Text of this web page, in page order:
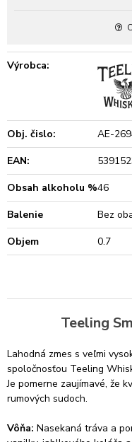
Výrobca:
Obj. čislo:
AE-
EAN:
Obsah alkoholu %46
Balenie
Bez
Objem
0.7
Teeling
Lahodná zmes s veľmi
spoločnosťou Teeling
Je pomerne zaujímavé, že
rumových sudoch.
Vôňa: Nasekaná tráva a